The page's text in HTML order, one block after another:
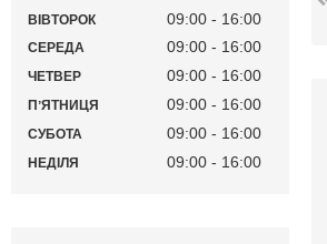
ВІВТОРОК 09:00 16:00
СЕРЕДА 09:00 16:00
ЧЕТВЕР 09:00 16:00
ПʼЯТНИЦЯ 09:00 16:00
СУБОТА 09:00 16:00
НЕДІЛЯ 09:00 16:00